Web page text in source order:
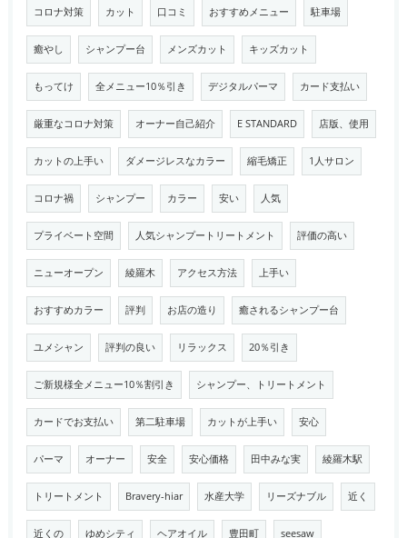
コロナ対策 カット 口コミ おすすめメニュー 駐車場
癒やし シャンプー台 メンズカット キッズカット
もってけ 全メニュー10％引き デジタルパーマ カード支払い
厳重なコロナ対策 オーナー自己紹介 E STANDARD 店版、使用
カットの上手い ダメージレスなカラー 縮毛矯正 1人サロン
コロナ禍 シャンプー カラー 安い 人気
プライベート空間 人気シャンプートリートメント 評価の高い
ニューオープン 綾羅木 アクセス方法 上手い
おすすめカラー 評判 お店の造り 癒されるシャンプー台
ユメシャン 評判の良い リラックス 20％引き
ご新規様全メニュー10％割引き シャンプー、トリートメント
カードでお支払い 第二駐車場 カットが上手い 安心
パーマ オーナー 安全 安心価格 田中みな実 綾羅木駅
トリートメント Bravery-hiar 水産大学 リーズナブル 近く
近くの ゆめシティ ヘアオイル 豊田町 seesaw